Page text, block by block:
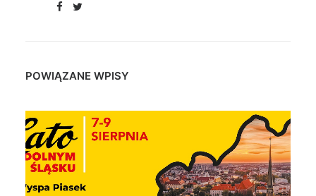
POWIĄZANE WPISY